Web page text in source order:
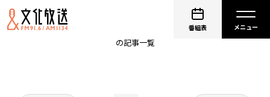
番組表
の記事一覧